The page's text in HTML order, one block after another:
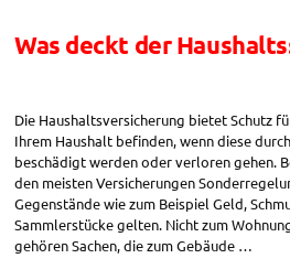
Was deckt der
Die Haushaltsversicherung bietet Schutz
Ihrem Haushalt befinden, wenn diese
beschädigt werden oder verloren gehen.
den meisten Versicherungen
Gegenstände wie zum Beispiel Geld,
Sammlerstücke gelten. Nicht zum
gehören Sachen, die zum Gebäude …